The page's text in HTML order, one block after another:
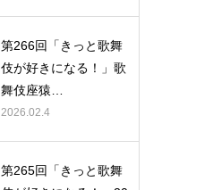
第266回「きっと歌舞
伎が好きになる！」歌
舞伎座猿…
2026.02.4
第265回「きっと歌舞